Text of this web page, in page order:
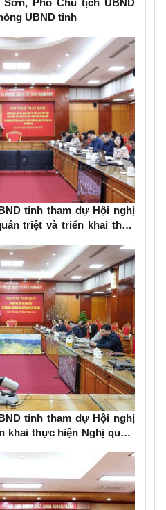
UBND tỉnh
tỉnh tham dự Hội nghị
triệt và triển khai thực
tỉnh tham dự Hội nghị
khai thực hiện Nghị quyết